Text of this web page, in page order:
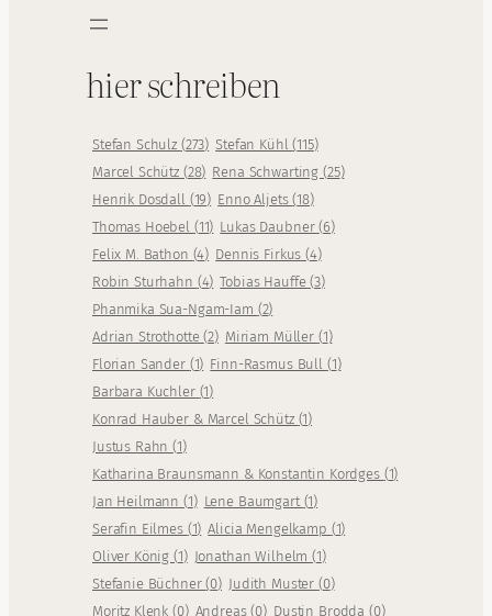
hier schreiben
Stefan Schulz (273) Stefan Kühl(115)
Marcel Schütz (28) Rena Schwarting (25)
Henrik Dosdall (19) Enno Aljets(18)
Thomas Hoebel (11) Lukas Daubner(6)
Felix M. Bathon (4) Dennis Firkus(4)
Robin Sturhahn (4) Tobias Hauffe(3)
Phanmika Sua-Ngam-Iam (2)
Adrian Strothotte(2) Miriam Müller (1)
Florian Sander (1) Finn-Rasmus Bull (1)
Barbara Kuchler (1)
Konrad Hauber & Marcel Schütz (1)
Justus Rahn(1)
Katharina Braunsmann & Konstantin Kordges (1)
Jan Heilmann(1) Lene Baumgart (1)
Serafin Eilmes (1) Alicia Mengelkamp (1)
Oliver König(1) Jonathan Wilhelm(1)
Stefanie Büchner(0) Judith Muster (0)
Moritz Klenk(0) Andreas(0) Dustin Brodda (0)